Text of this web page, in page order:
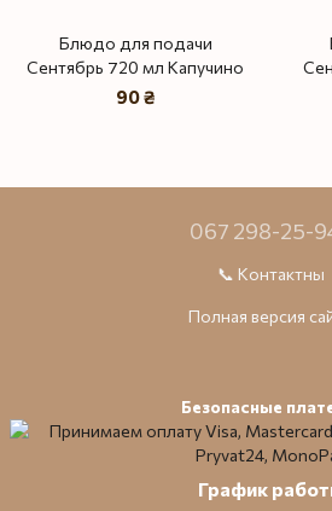
Блюдо для подачи
Сентябрь 720 мл Капучино
90 ₴
067 298-25-
📞 Контактны
Полная версия
Безопасные
График